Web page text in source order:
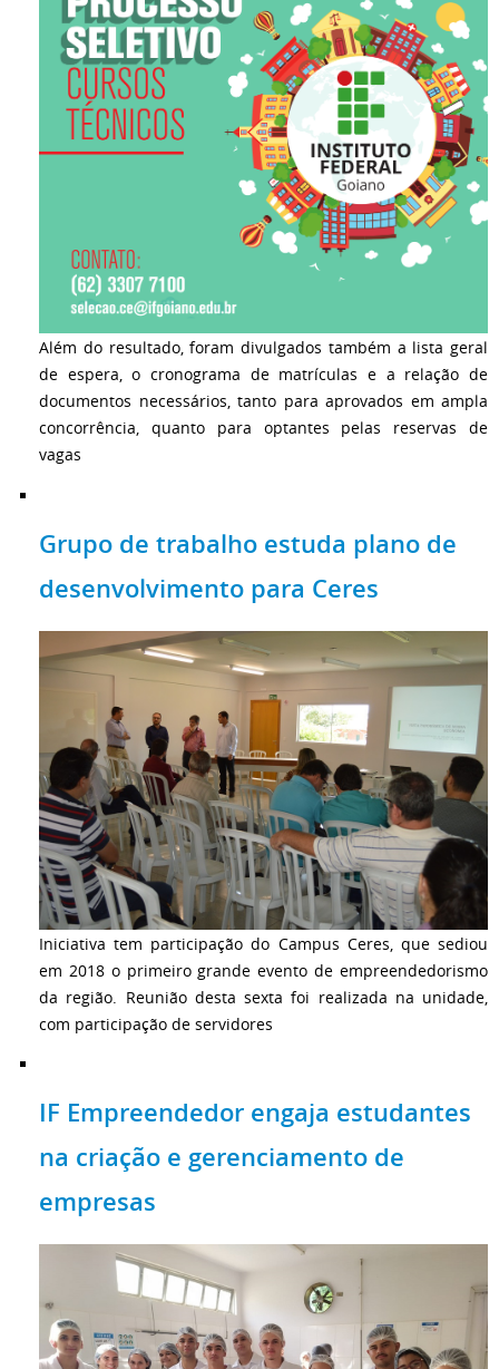
Além do resultado, foram divulgados também a lista geral
de espera, o cronograma de matrículas e a relação de
documentos necessários, tanto para aprovados em ampla
concorrência, quanto para optantes pelas reservas de
vagas
Grupo de trabalho estuda plano de
desenvolvimento para Ceres
Iniciativa tem participação do Campus Ceres, que sediou
em 2018 o primeiro grande evento de empreendedorismo
da região. Reunião desta sexta foi realizada na unidade,
com participação de servidores
IF Empreendedor engaja estudantes
na criação e gerenciamento de
empresas